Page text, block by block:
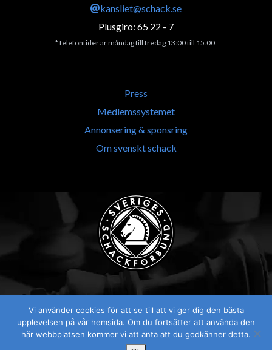
kansliet@schack.se
Plusgiro: 65 22 - 7
*Telefontider är måndag till fredag 13:00 till 15.00.
Press
Medlemssystemet
Annonsering & sponsring
Om svenskt schack
Visselblåsaren
Vi använder cookies för att se till att vi ger dig den bästa
upplevelsen på vår hemsida. Om du fortsätter att använda den
här webbplatsen kommer vi att anta att du godkänner detta.